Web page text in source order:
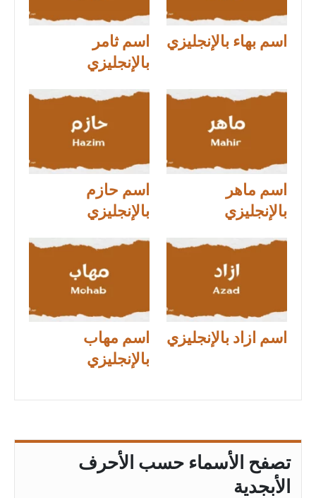
اسم بهاء بالإنجليزي
اسم ثامر
بالإنجليزي
اسم ماهر
بالإنجليزي
اسم حازم
بالإنجليزي
اسم ازاد بالإنجليزي
اسم مهاب
بالإنجليزي
تصفح الأسماء حسب الأحرف
الأبجدية